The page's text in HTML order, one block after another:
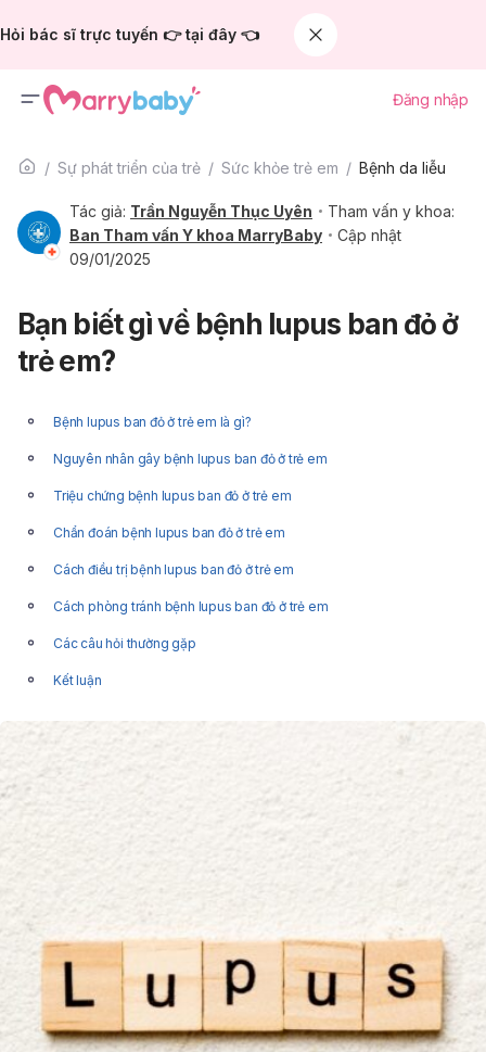
Hỏi bác sĩ trực tuyến 👉 tại đây 👈
Đăng nhập
Sự phát triển của trẻ Sức khỏe trẻ em Bệnh da liễu
Tác giả: Trần Nguyễn Thục Uyên
Tham vấn y khoa:
Ban Tham vấn Y khoa MarryBaby
Cập nhật
09/01/2025
Bạn biết gì về bệnh lupus ban đỏ ở
trẻ em?
Bệnh lupus ban đỏ ở trẻ em là gì?
Nguyên nhân gây bệnh lupus ban đỏ ở trẻ em
Triệu chứng bệnh lupus ban đỏ ở trẻ em
Chẩn đoán bệnh lupus ban đỏ ở trẻ em
Cách điều trị bệnh lupus ban đỏ ở trẻ em
Cách phòng tránh bệnh lupus ban đỏ ở trẻ em
Các câu hỏi thường gặp
Kết luận